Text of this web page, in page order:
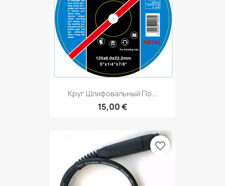
Круг Шлифовальный По...
15,00 €
favorite_border